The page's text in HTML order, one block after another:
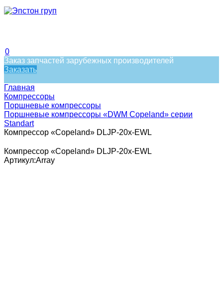
0
Заказ запчастей зарубежных производителей
Заказать
Главная
Компрессоры
Поршневые компрессоры
Поршневые компрессоры «DWM Copeland» серии
Standart
Компрессор «Copeland» DLJP-20x-EWL
Компрессор «Copeland» DLJP-20x-EWL
Артикул:Array